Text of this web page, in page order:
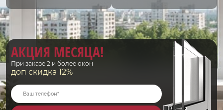
АКЦИЯ МЕСЯЦА!
При заказе 2 и более окон
доп скидка 12%